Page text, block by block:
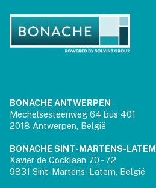
BONACHE ANTWERPEN
Mechelsesteenweg 64 bus 401
2018 Antwerpen, België
BONACHE SINT-MARTENS-LATEM
Xavier de Cocklaan 70 - 72
9831 Sint-Martens-Latem, België